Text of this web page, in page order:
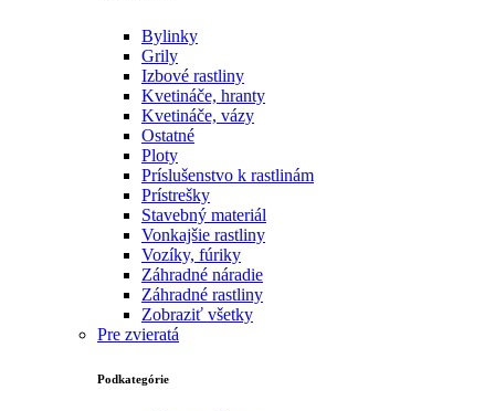
Bylinky
Grily
Izbové rastliny
Kvetináče, hranty
Kvetináče, vázy
Ostatné
Ploty
Príslušenstvo k rastlinám
Prístrešky
Stavebný materiál
Vonkajšie rastliny
Vozíky, fúriky
Záhradné náradie
Záhradné rastliny
Zobraziť všetky
Pre zvieratá
Podkategórie